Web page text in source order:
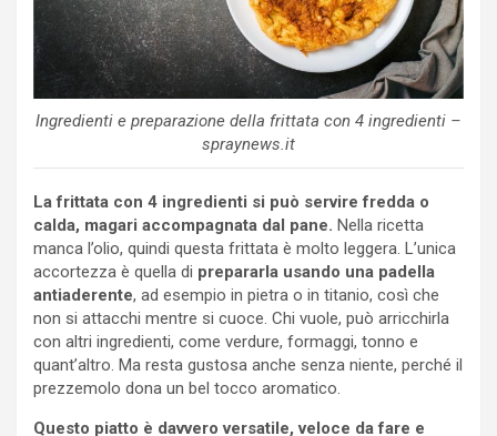
Ingredienti e preparazione della frittata con 4 ingredienti –
spraynews.it
La frittata con 4 ingredienti si può servire fredda o
calda, magari accompagnata dal pane. Nella ricetta
manca l’olio, quindi questa frittata è molto leggera. L’unica
accortezza è quella di prepararla usando una padella
antiaderente, ad esempio in pietra o in titanio, così che
non si attacchi mentre si cuoce. Chi vuole, può arricchirla
con altri ingredienti, come verdure, formaggi, tonno e
quant’altro. Ma resta gustosa anche senza niente, perché il
prezzemolo dona un bel tocco aromatico.
Questo piatto è davvero versatile, veloce da fare e